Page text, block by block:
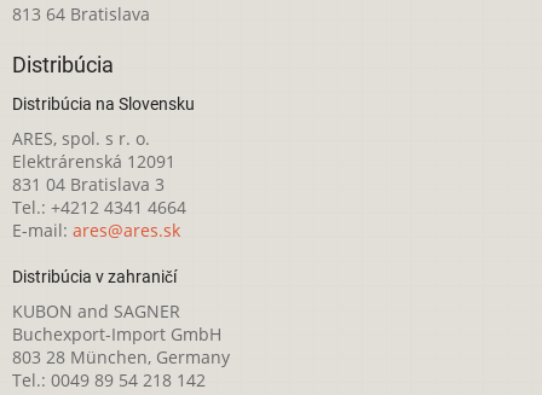
813 64 Bratislava
Distribúcia
Distribúcia na Slovensku
ARES, spol. s r. o.
Elektrárenská 12091
831 04 Bratislava 3
Tel.: +4212 4341 4664
E-mail: ares@ares.sk
Distribúcia v zahraničí
KUBON and SAGNER
Buchexport-Import GmbH
803 28 München, Germany
Tel.: 0049 89 54 218 142